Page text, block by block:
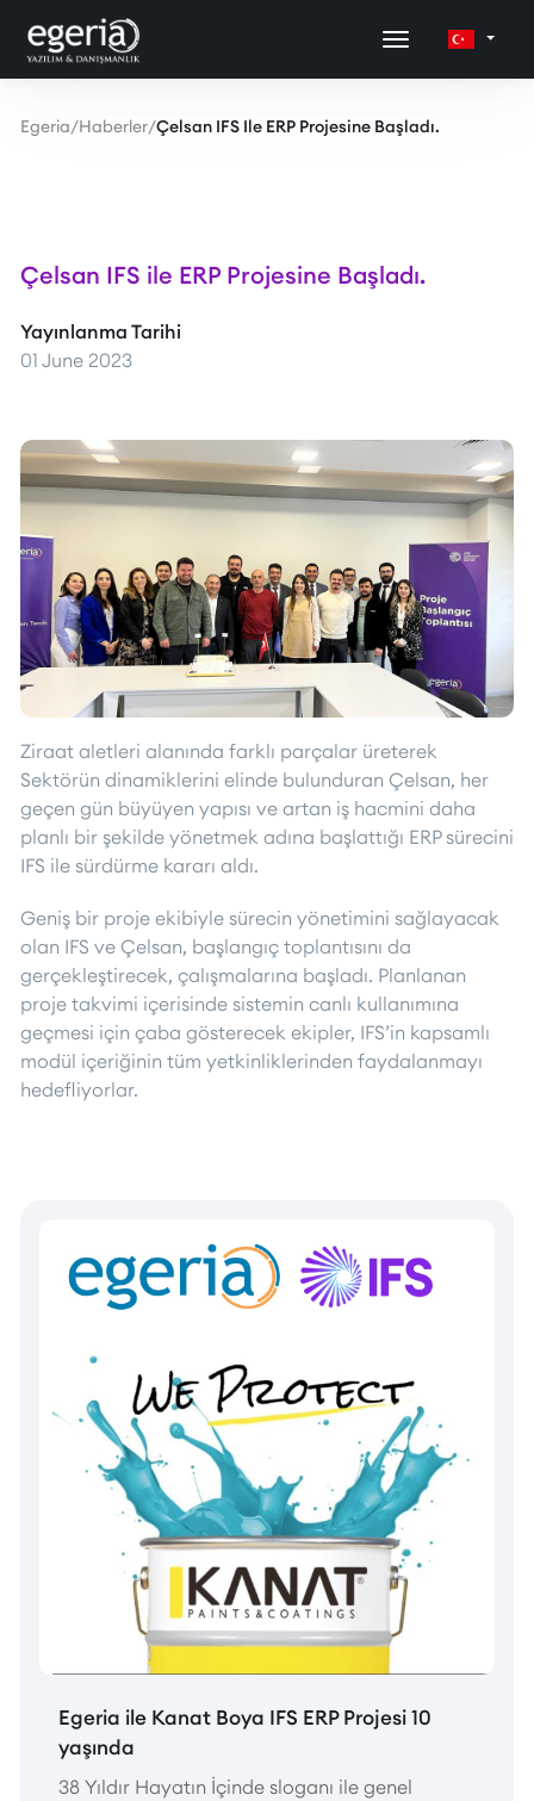
Egeria/Haberler/Çelsan IFS Ile ERP Projesine Başladı.
Çelsan IFS ile ERP Projesine Başladı.
Yayınlanma Tarihi
01 June 2023
Ziraat aletleri alanında farklı parçalar üreterek
Sektörün dinamiklerini elinde bulunduran Çelsan, her
geçen gün büyüyen yapısı ve artan iş hacmini daha
planlı bir şekilde yönetmek adına başlattığı ERP sürecini
IFS ile sürdürme kararı aldı.
Geniş bir proje ekibiyle sürecin yönetimini sağlayacak
olan IFS ve Çelsan, başlangıç toplantısını da
gerçekleştirecek, çalışmalarına başladı. Planlanan
proje takvimi içerisinde sistemin canlı kullanımına
geçmesi için çaba gösterecek ekipler, IFS’in kapsamlı
modül içeriğinin tüm yetkinliklerinden faydalanmayı
hedefliyorlar.
Egeria ile Kanat Boya IFS ERP Projesi 10
yaşında
38 Yıldır Hayatın İçinde sloganı ile genel